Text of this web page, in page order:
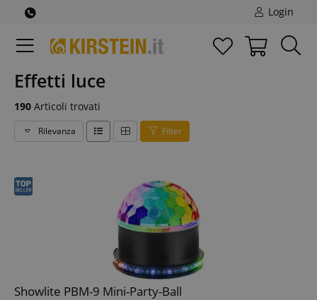
Login
Effetti luce
190 Articoli trovati
Rilevanza Filter
Showlite PBM-9 Mini-Party-Ball